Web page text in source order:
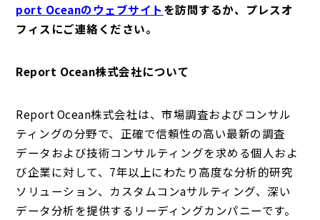
port Oceanのウェブサイトを訪問するか、プレスオ
フィスにご連絡ください。
Report Ocean株式会社について
Report Ocean株式会社は、市場調査およびコンサル
ティングの分野で、正確で信頼性の高い最新の調査
データおよび技術コンサルティングを求める個人およ
び企業に対して、7年以上にわたり高度な分析的研究
ソリューション、カスタムコンaサルティング、深い
データ分析を提供するリーディングカンパニーです。